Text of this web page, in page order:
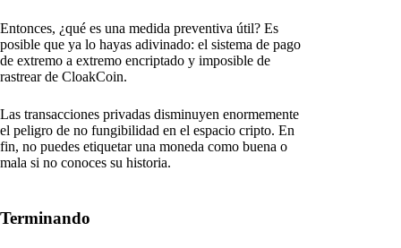
Entonces, ¿qué es una medida preventiva útil? Es
posible que ya lo hayas adivinado: el sistema de pago
de extremo a extremo encriptado y imposible de
rastrear de CloakCoin.
Las transacciones privadas disminuyen enormemente
el peligro de no fungibilidad en el espacio cripto. En
fin, no puedes etiquetar una moneda como buena o
mala si no conoces su historia.
Terminando